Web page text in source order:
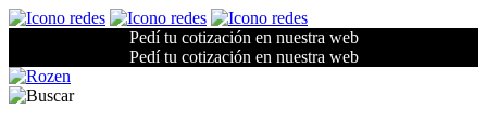
Pedí tu cotización en nuestra web
Pedí tu cotización en nuestra web